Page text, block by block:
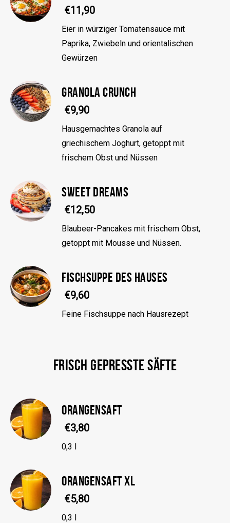
€11,90
Eier in würziger Tomatensauce mit
Paprika, Zwiebeln und orientalischen
Gewürzen
GRANOLA CRUNCH
€9,90
Hausgemachtes Granola auf
griechischem Joghurt, getoppt mit
frischem Obst und Nüssen
SWEET DREAMS
€12,50
Blaubeer-Pancakes mit frischem Obst,
getoppt mit Mousse und Nüssen.
FISCHSUPPE DES HAUSES
€9,60
Feine Fischsuppe nach Hausrezept
FRISCH GEPRESSTE SÄFTE
ORANGENSAFT
€3,80
0,3 l
ORANGENSAFT XL
€5,80
0,3 l